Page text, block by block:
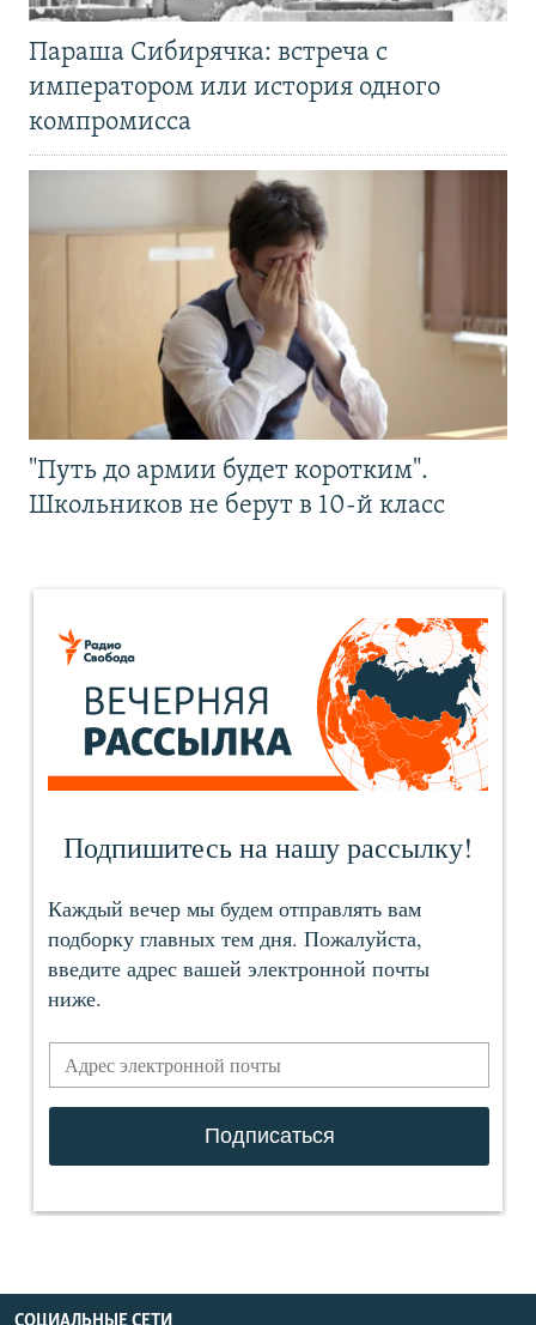
Параша Сибирячка: встреча с
императором или история одного
компромисса
"Путь до армии будет коротким".
Школьников не берут в 10-й класс